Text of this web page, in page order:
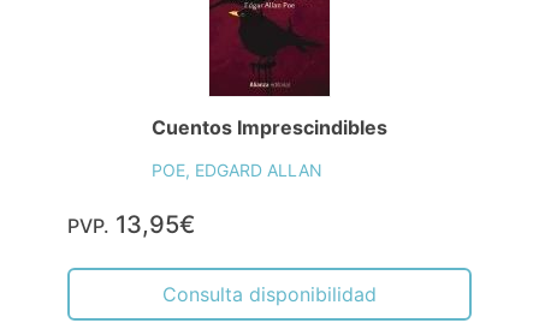
Cuentos Imprescindibles
POE, EDGARD ALLAN
PVP. 13,95€
Consulta disponibilidad